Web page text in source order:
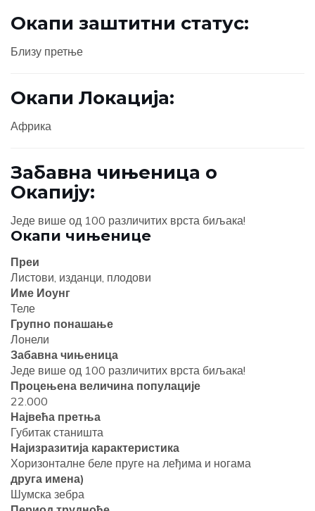
Окапи заштитни статус:
Близу претње
Окапи Локација:
Африка
Забавна чињеница о
Окапију:
Једе више од 100 различитих врста биљака!
Окапи чињенице
Преи
Листови, изданци, плодови
Име Иоунг
Теле
Групно понашање
Лонели
Забавна чињеница
Једе више од 100 различитих врста биљака!
Процењена величина популације
22.000
Највећа претња
Губитак станишта
Најизразитија карактеристика
Хоризонталне беле пруге на леђима и ногама
друга имена)
Шумска зебра